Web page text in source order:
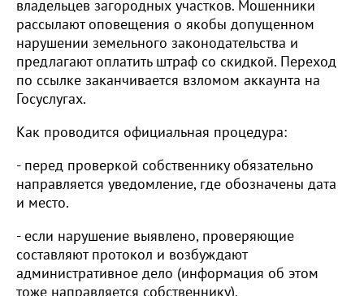
владельцев загородных участков. Мошенники
рассылают оповещения о якобы допущенном
нарушении земельного законодательства и
предлагают оплатить штраф со скидкой. Переход
по ссылке заканчивается взломом аккаунта на
Госуслугах.
Как проводится официальная процедура:
- перед проверкой собственнику обязательно
направляется уведомление, где обозначены дата
и место.
- если нарушение выявлено, проверяющие
составляют протокол и возбуждают
административное дело (информация об этом
тоже направляется собственнику).